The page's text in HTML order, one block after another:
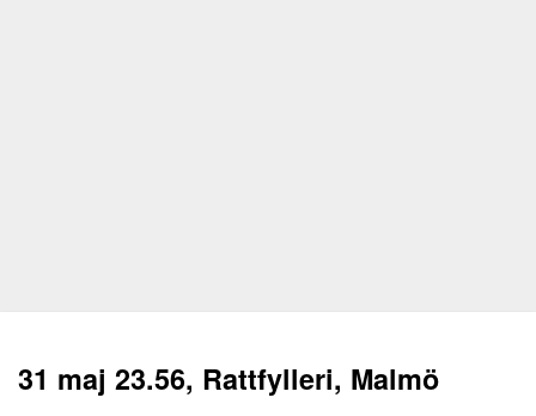
31 maj 23.56, Rattfylleri, Malmö